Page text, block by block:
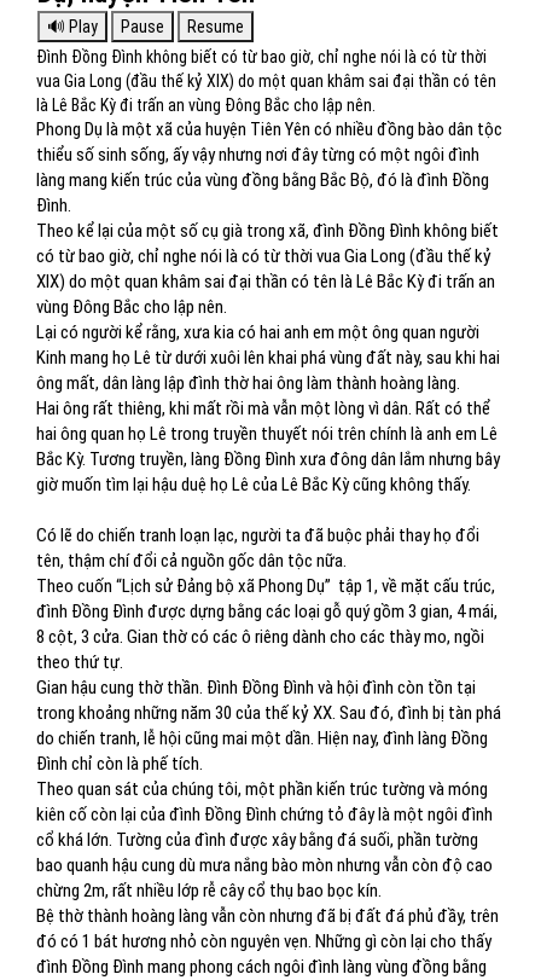
Đình Đồng Đình không biết có từ bao giờ, chỉ nghe nói là có từ thời
vua Gia Long (đầu thế kỷ XIX) do một quan khâm sai đại thần có tên
là Lê Bắc Kỳ đi trấn an vùng Đông Bắc cho lập nên.
Phong Dụ là một xã của huyện Tiên Yên có nhiều đồng bào dân tộc
thiểu số sinh sống, ấy vậy nhưng nơi đây từng có một ngôi đình
làng mang kiến trúc của vùng đồng bằng Bắc Bộ, đó là đình Đồng
Đình.
Theo kể lại của một số cụ già trong xã, đình Đồng Đình không biết
có từ bao giờ, chỉ nghe nói là có từ thời vua Gia Long (đầu thế kỷ
XIX) do một quan khâm sai đại thần có tên là Lê Bắc Kỳ đi trấn an
vùng Đông Bắc cho lập nên.
Lại có người kể rằng, xưa kia có hai anh em một ông quan người
Kinh mang họ Lê từ dưới xuôi lên khai phá vùng đất này, sau khi hai
ông mất, dân làng lập đình thờ hai ông làm thành hoàng làng.
Hai ông rất thiêng, khi mất rồi mà vẫn một lòng vì dân. Rất có thể
hai ông quan họ Lê trong truyền thuyết nói trên chính là anh em Lê
Bắc Kỳ. Tương truyền, làng Đồng Đình xưa đông dân lắm nhưng bây
giờ muốn tìm lại hậu duệ họ Lê của Lê Bắc Kỳ cũng không thấy.
Có lẽ do chiến tranh loạn lạc, người ta đã buộc phải thay họ đổi
tên, thậm chí đổi cả nguồn gốc dân tộc nữa.
Theo cuốn “Lịch sử Đảng bộ xã Phong Dụ” tập 1, về mặt cấu trúc,
đình Đồng Đình được dựng bằng các loại gỗ quý gồm 3 gian, 4 mái,
8 cột, 3 cửa. Gian thờ có các ô riêng dành cho các thày mo, ngồi
theo thứ tự.
Gian hậu cung thờ thần. Đình Đồng Đình và hội đình còn tồn tại
trong khoảng những năm 30 của thế kỷ XX. Sau đó, đình bị tàn phá
do chiến tranh, lễ hội cũng mai một dần. Hiện nay, đình làng Đồng
Đình chỉ còn là phế tích.
Theo quan sát của chúng tôi, một phần kiến trúc tường và móng
kiên cố còn lại của đình Đồng Đình chứng tỏ đây là một ngôi đình
cổ khá lớn. Tường của đình được xây bằng đá suối, phần tường
bao quanh hậu cung dù mưa nắng bào mòn nhưng vẫn còn độ cao
chừng 2m, rất nhiều lớp rễ cây cổ thụ bao bọc kín.
Bệ thờ thành hoàng làng vẫn còn nhưng đã bị đất đá phủ đầy, trên
đó có 1 bát hương nhỏ còn nguyên vẹn. Những gì còn lại cho thấy
đình Đồng Đình mang phong cách ngôi đình làng vùng đồng bằng